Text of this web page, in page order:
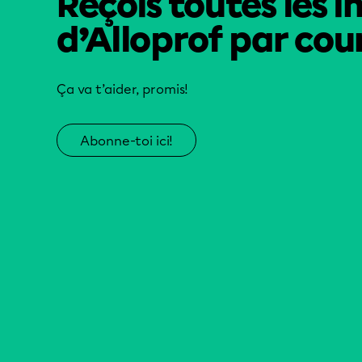
d’Alloprof par
Ça va t’aider, promis!
Abonne-toi ici!